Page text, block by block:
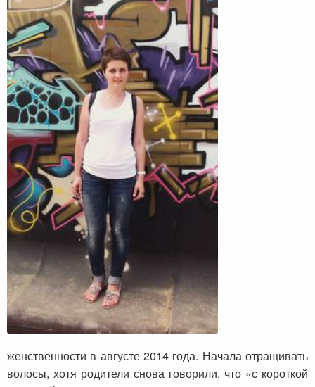
женственности в августе 2014 года. Начала отращивать
волосы, хотя родители снова говорили, что «с короткой